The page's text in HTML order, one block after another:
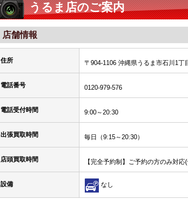
うるま店のご案内
店舗情報
住所 〒904-1106 沖縄県うるま市石川1丁
電話番号 0120-979-576
電話受付時間 9:00～20:30
出張買取時間 毎日（9:15～20:30）
店頭買取時間 【完全予約制】ご予約の方のみ対
設備 なし